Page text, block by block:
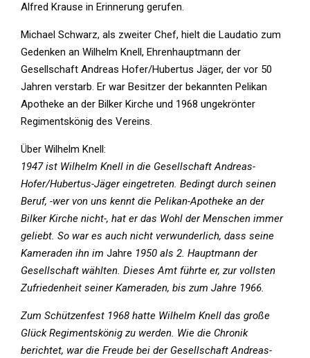
Alfred Krause in Erinnerung gerufen.
Michael Schwarz, als zweiter Chef, hielt die Laudatio zum
Gedenken an Wilhelm Knell, Ehrenhauptmann der
Gesellschaft Andreas Hofer/Hubertus Jäger, der vor 50
Jahren verstarb. Er war Besitzer der bekannten Pelikan
Apotheke an der Bilker Kirche und 1968 ungekrönter
Regimentskönig des Vereins.
Über Wilhelm Knell:
1947 ist Wilhelm Knell in die Gesellschaft Andreas-
Hofer/Hubertus-Jäger eingetreten. Bedingt durch seinen
Beruf, -wer von uns kennt die Pelikan-Apotheke an der
Bilker Kirche nicht-, hat er das Wohl der Menschen immer
geliebt. So war es auch nicht verwunderlich, dass seine
Kameraden ihn im Jahre 1950 als 2. Hauptmann der
Gesellschaft wählten. Dieses Amt führte er, zur vollsten
Zufriedenheit seiner Kameraden, bis zum Jahre 1966.
Zum Schützenfest 1968 hatte Wilhelm Knell das große
Glück Regimentskönig zu werden. Wie die Chronik
berichtet, war die Freude bei der Gesellschaft Andreas-